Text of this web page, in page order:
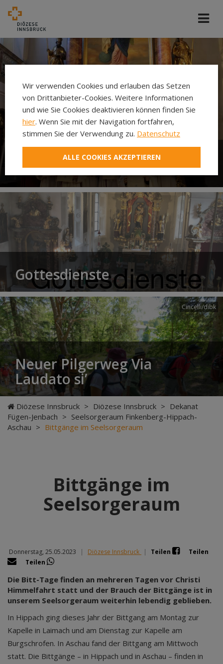
Ministrieren
Gottesdienste
Cincelli/dibk
Neuer Pilgerweg Via
Laudato si’
Diözese Innsbruck > Diözese Innsbruck > Dekanat
Fügen-Jenbach > Seelsorgeraum Finkenberg-Hippach-
Aschau > Bittgänge im Seelsorgeraum
Bittgänge im
Seelsorgeraum
Donnerstag, 25.05.2023 | Diözese Innsbruck | Teilen
Teilen
Teilen
Die Bitt-Tage finden an mehreren Tagen vor Christi
Himmelfahrt statt und der Brauch der Bittgänge ist in
unserem Seelsorgeraum weiterhin lebendig geblieben.
In Hippach ging dieses Jahr der Bittgang am Montag zur
Kapelle in Laimach und am Dienstag zur Kapelle am
Burgschrofen. In Aschau fand der Bittgang am Mittwoch
statt. Die Bittgänge – in Hippach und in Aschau – finden in
Wir verwenden Cookies und erlauben das Setzen
von Drittanbieter-Cookies. Weitere Informationen
und wie Sie Cookies deaktivieren können finden Sie
hier. Wenn Sie mit der Navigation fortfahren,
stimmen Sie der Verwendung zu. Datenschutz
ALLE COOKIES AKZEPTIEREN